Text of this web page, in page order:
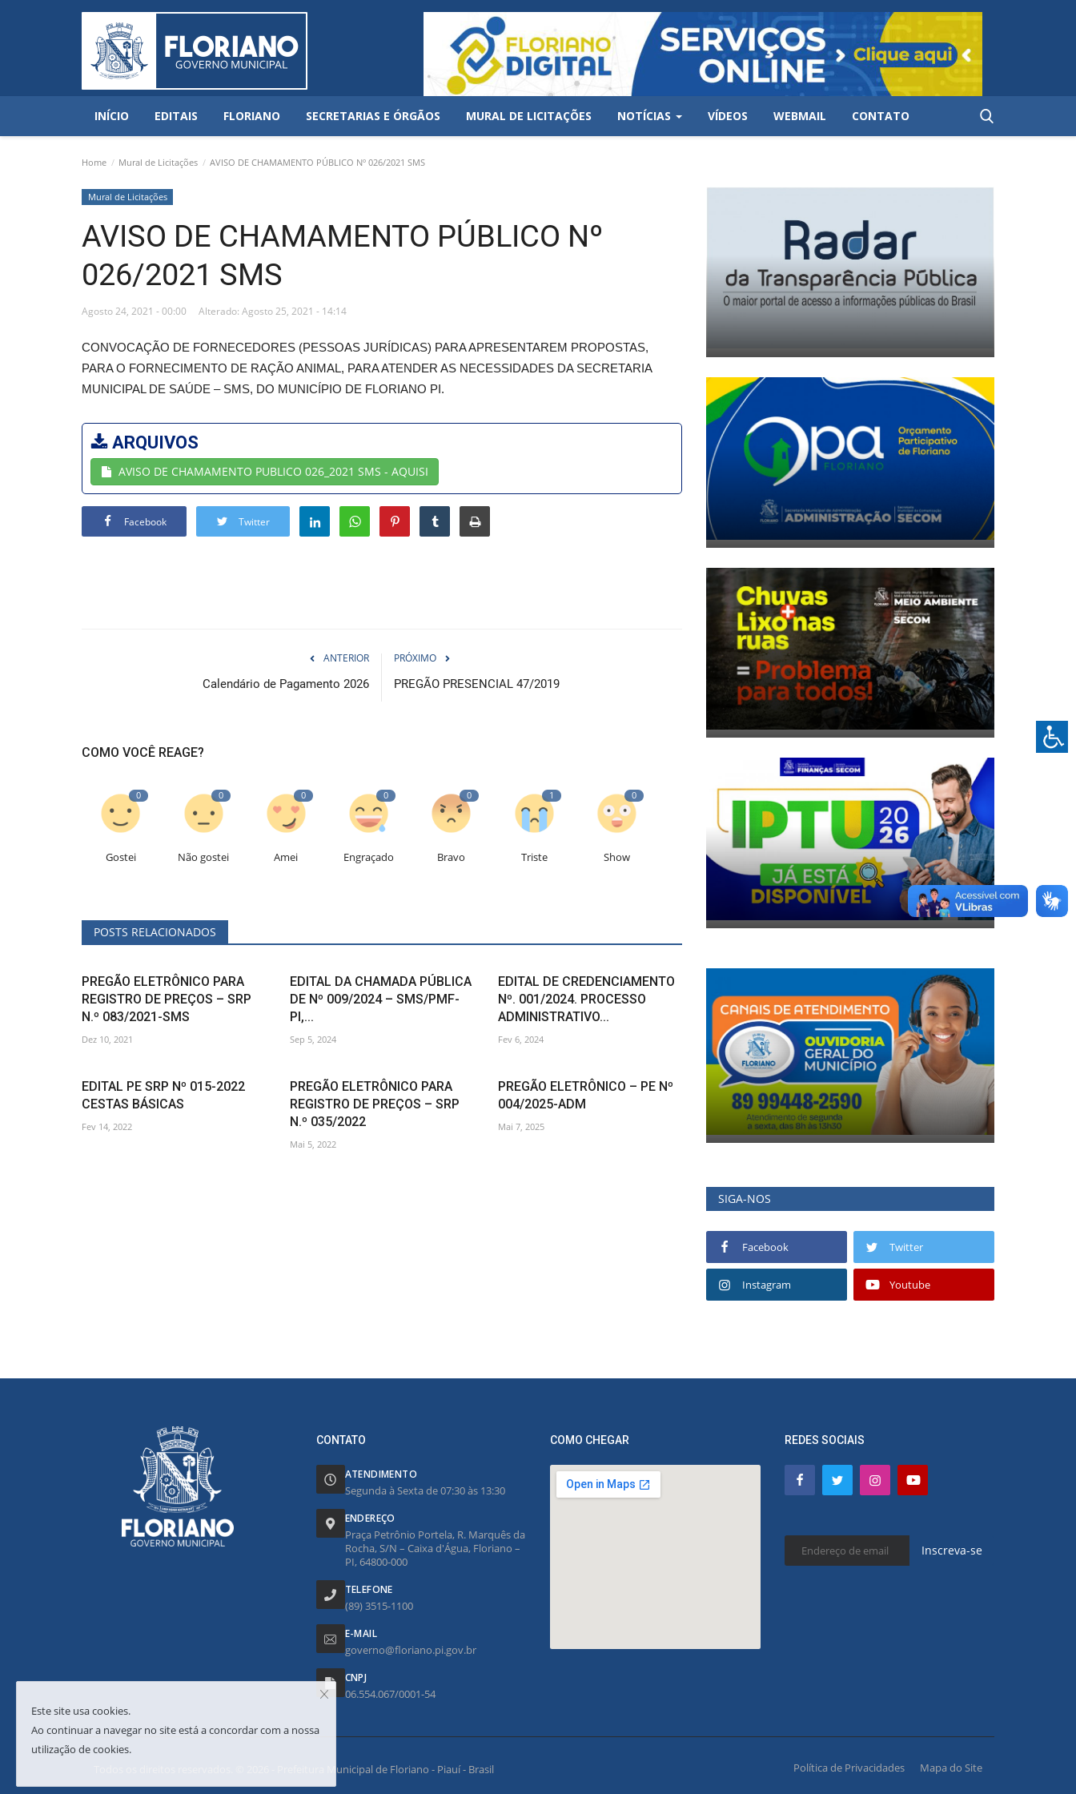
INÍCIO EDITAIS FLORIANO SECRETARIAS E ÓRGÃOS MURAL DE LICITAÇÕES NOTÍCIAS VÍDEOS WEBMAIL CONTATO
Home Mural de Licitações AVISO DE CHAMAMENTO PÚBLICO Nº 026/2021 SMS
Mural de Licitações
AVISO DE CHAMAMENTO PÚBLICO Nº
026/2021 SMS
Agosto 24, 2021 - 00:00 Alterado: Agosto 25, 2021 - 14:14
CONVOCAÇÃO DE FORNECEDORES (PESSOAS JURÍDICAS) PARA APRESENTAREM PROPOSTAS,
PARA O FORNECIMENTO DE RAÇÃO ANIMAL, PARA ATENDER AS NECESSIDADES DA SECRETARIA
MUNICIPAL DE SAÚDE – SMS, DO MUNICÍPIO DE FLORIANO PI.
ARQUIVOS
AVISO DE CHAMAMENTO PUBLICO 026_2021 SMS - AQUISI
Facebook Twitter
ANTERIOR
Calendário de Pagamento 2026
PRÓXIMO
PREGÃO PRESENCIAL 47/2019
COMO VOCÊ REAGE?
0
Gostei
0
Não gostei
0
Amei
0
Engraçado
0
Bravo
1
Triste
0
Show
POSTS RELACIONADOS
PREGÃO ELETRÔNICO PARA
REGISTRO DE PREÇOS – SRP
N.º 083/2021-SMS
Dez 10, 2021
EDITAL DA CHAMADA PÚBLICA
DE Nº 009/2024 – SMS/PMF-
PI,...
Sep 5, 2024
EDITAL DE CREDENCIAMENTO
Nº. 001/2024. PROCESSO
ADMINISTRATIVO...
Fev 6, 2024
EDITAL PE SRP Nº 015-2022
CESTAS BÁSICAS
Fev 14, 2022
PREGÃO ELETRÔNICO PARA
REGISTRO DE PREÇOS – SRP
N.º 035/2022
Mai 5, 2022
PREGÃO ELETRÔNICO – PE Nº
004/2025-ADM
Mai 7, 2025
SIGA-NOS
Facebook Twitter
Instagram Youtube
CONTATO
ATENDIMENTO
Segunda à Sexta de 07:30 às 13:30
ENDEREÇO
Praça Petrônio Portela, R. Marquês da
Rocha, S/N – Caixa d'Água, Floriano –
PI, 64800-000
TELEFONE
(89) 3515-1100
E-MAIL
governo@floriano.pi.gov.br
CNPJ
06.554.067/0001-54
COMO CHEGAR REDES SOCIAIS
Inscreva-se
Todos os direitos reservados. © 2026 - Prefeitura Municipal de Floriano - Piauí - Brasil Política de Privacidades Mapa do Site
Este site usa cookies.
Ao continuar a navegar no site está a concordar com a nossa
utilização de cookies.